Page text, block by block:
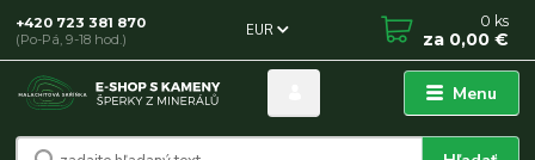
Menu
EUR
+420 723 381 870
(Po-Pá, 9-18 hod.)
0 ks
za 0,00 €